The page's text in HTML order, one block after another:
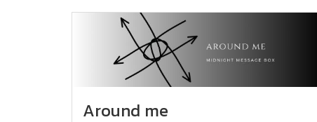
Around me